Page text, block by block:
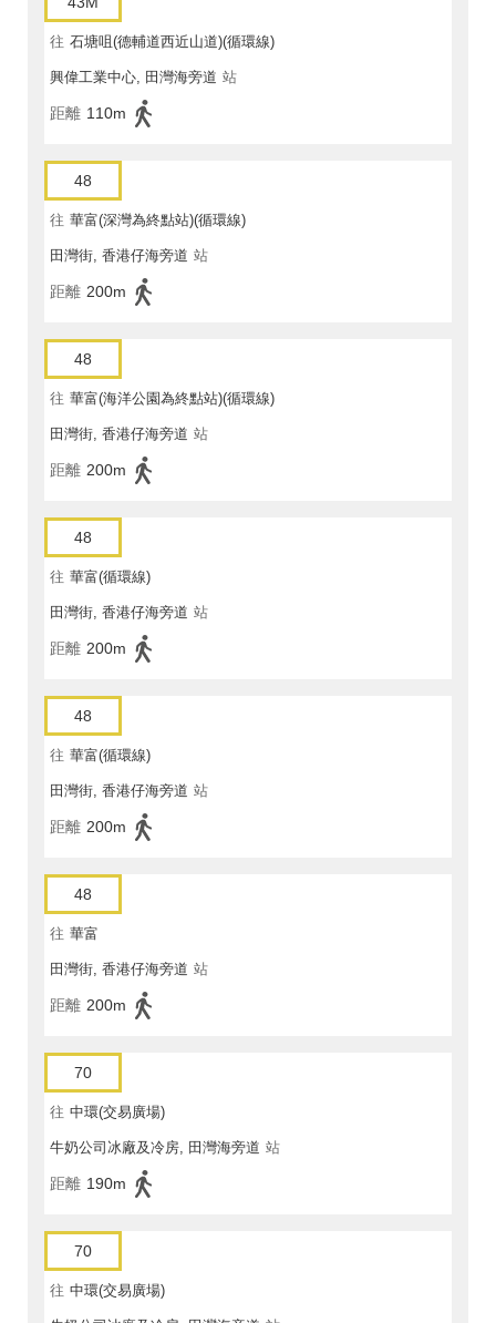
往 石塘咀(德輔道西近山道)(循環線)
興偉工業中心, 田灣海旁道 站
距離 110m
48
往 華富(深灣為終點站)(循環線)
田灣街, 香港仔海旁道 站
距離 200m
48
往 華富(海洋公園為終點站)(循環線)
田灣街, 香港仔海旁道 站
距離 200m
48
往 華富(循環線)
田灣街, 香港仔海旁道 站
距離 200m
48
往 華富(循環線)
田灣街, 香港仔海旁道 站
距離 200m
48
往 華富
田灣街, 香港仔海旁道 站
距離 200m
70
往 中環(交易廣場)
牛奶公司冰廠及冷房, 田灣海旁道 站
距離 190m
70
往 中環(交易廣場)